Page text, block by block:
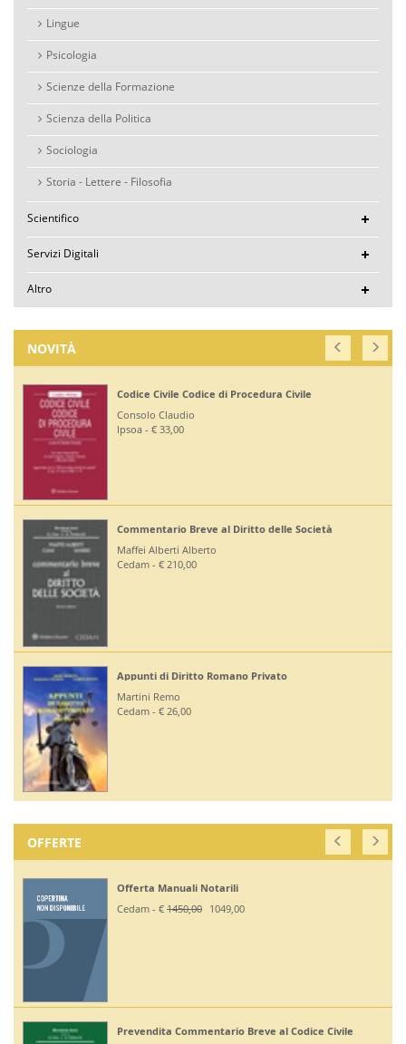
Lingue
Psicologia
Scienze della Formazione
Scienza della Politica
Sociologia
Storia - Lettere - Filosofia
Scientifico
Servizi Digitali
Altro
NOVITÀ
Codice Civile Codice di Procedura Civile
Consolo Claudio
Ipsoa - € 33,00
Commentario Breve al Diritto delle Società
Maffei Alberti Alberto
Cedam - € 210,00
Appunti di Diritto Romano Privato
Martini Remo
Cedam - € 26,00
OFFERTE
Offerta Manuali Notarili
Cedam - € 1450,00 1049,00
Prevendita Commentario Breve al Codice Civile